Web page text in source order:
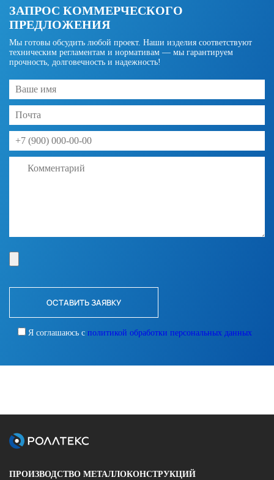
ЗАПРОС КОММЕРЧЕСКОГО
ПРЕДЛОЖЕНИЯ
Мы готовы обсудить любой проект. Наши изделия соответствуют
техническим регламентам и нормативам — мы гарантируем
прочность, долговечность и надежность!
Я соглашаюсь с политикой обработки персональных данных
ПРОИЗВОДСТВО МЕТАЛЛОКОНСТРУКЦИЙ